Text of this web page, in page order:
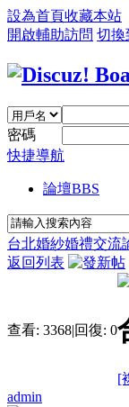
設為首頁收藏本站
開啟輔助訪問 切換
密碼
快捷導航
論壇BBS
台北婚紗婚禮交流
返回列表
查看: 3368|回復: 0
[
admin